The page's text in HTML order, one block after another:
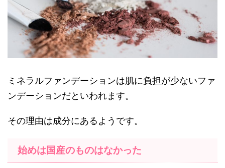
ミネラルファンデーションは肌に負担が少ないファ
ンデーションだといわれます。
その理由は成分にあるようです。
始めは国産のものはなかった